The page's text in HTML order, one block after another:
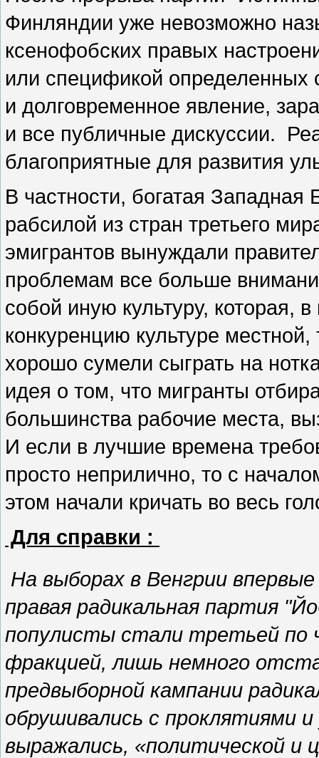
Финляндии уже невозможно
ксенофобских правых
или спецификой определенных
и долговременное явление,
и все публичные дискуссии.
благоприятные для развития
В частности, богатая
рабсилой из стран третьего
эмигрантов вынуждали
проблемам все больше
собой иную культуру, которая,
конкуренцию культуре
хорошо сумели сыграть на
идея о том, что мигранты
большинства рабочие места,
И если в лучшие времена
просто неприлично, то с
этом начали кричать во весь
Для справки :
На выборах в Венгрии
правая радикальная партия
популисты стали третьей по
фракцией, лишь немного
предвыборной кампании
обрушивались с проклятиями и
выражались, «политической и